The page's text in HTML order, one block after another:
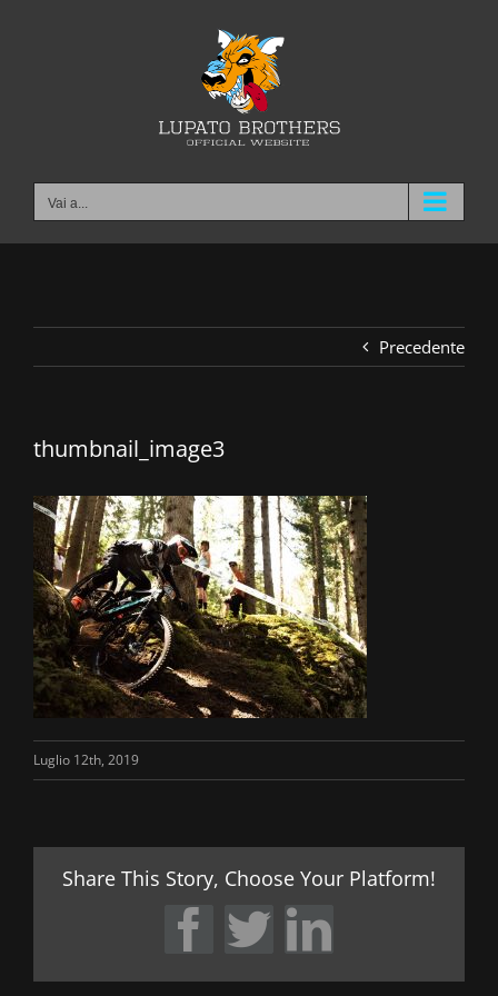
Vai a...
Precedente
thumbnail_image3
Luglio 12th, 2019
Share This Story, Choose Your Platform!
Facebook
TwitterLinkedIn